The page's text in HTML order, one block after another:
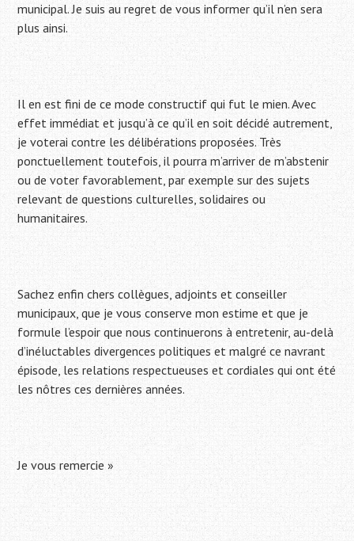
municipal. Je suis au regret de vous informer qu’il n’en sera
plus ainsi.
Il en est fini de ce mode constructif qui fut le mien. Avec
effet immédiat et jusqu’à ce qu’il en soit décidé autrement,
je voterai contre les délibérations proposées. Très
ponctuellement toutefois, il pourra m’arriver de m’abstenir
ou de voter favorablement, par exemple sur des sujets
relevant de questions culturelles, solidaires ou
humanitaires.
Sachez enfin chers collègues, adjoints et conseiller
municipaux, que je vous conserve mon estime et que je
formule l’espoir que nous continuerons à entretenir, au-delà
d’inéluctables divergences politiques et malgré ce navrant
épisode, les relations respectueuses et cordiales qui ont été
les nôtres ces dernières années.
Je vous remercie »